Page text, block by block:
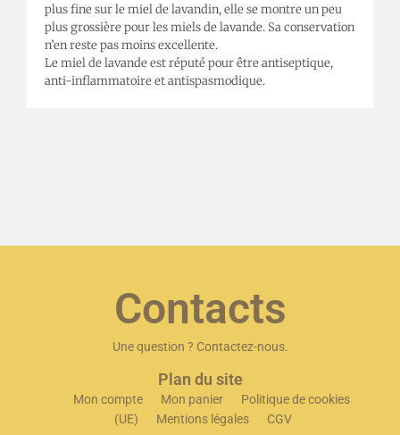
plus fine sur le miel de lavandin, elle se montre un peu
plus grossière pour les miels de lavande. Sa conservation
n’en reste pas moins excellente.
Le miel de lavande est réputé pour être antiseptique,
anti-inflammatoire et antispasmodique.
Contacts
Une question ? Contactez-nous.
Plan du site
Mon compte Mon panier
Politique de cookies
(UE)
Mentions légales CGV